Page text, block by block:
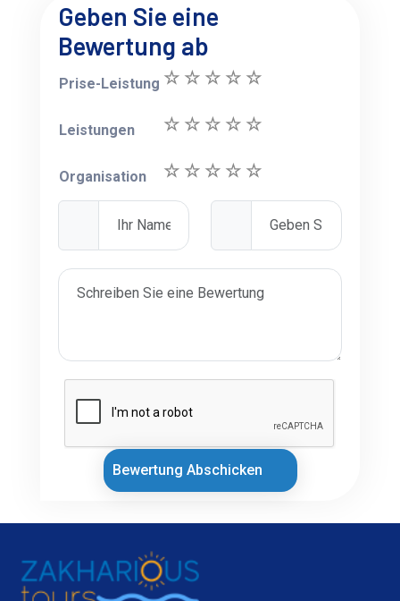
Geben Sie eine
Bewertung ab
Prise-Leistung
Leistungen
Organisation
Bewertung Abschicken